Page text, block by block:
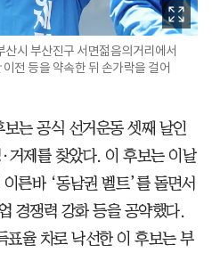
시 부산진구 서면젊음의거리에서
전 등을 약속한 뒤 손가락을 걸어
는 공식 선거운동 셋째 날인
거제를 찾았다. 이 후보는 이날
른바 ‘동남권 벨트’를 돌면서
경쟁력 강화 등을 공약했다.
표율 차로 낙선한 이 후보는 부